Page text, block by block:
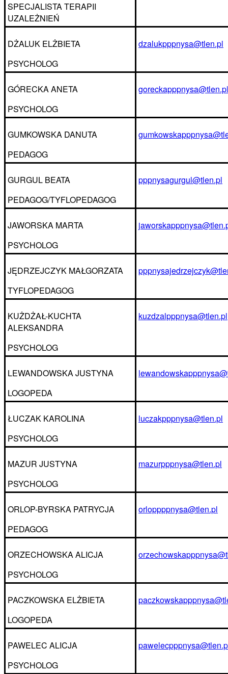
SPECJALISTA TERAPII
UZALEŻNIEŃ
DŻALUK ELŻBIETA
PSYCHOLOG
dzalukpppnysa@tlen.pl
GÓRECKA ANETA
PSYCHOLOG
goreckapppnysa@tlen.pl
GUMKOWSKA DANUTA
PEDAGOG
GURGUL BEATA
PEDAGOG/TYFLOPEDAGOG
pppnysagurgul@tlen.pl
JAWORSKA MARTA
PSYCHOLOG
JĘDRZEJCZYK MAŁGORZATA
TYFLOPEDAGOG
KUŻDŻAŁ-KUCHTA
ALEKSANDRA
PSYCHOLOG
kuzdzalpppnysa@tlen.pl
LEWANDOWSKA JUSTYNA
LOGOPEDA
ŁUCZAK KAROLINA
PSYCHOLOG
luczakpppnysa@tlen.pl
MAZUR JUSTYNA
PSYCHOLOG
mazurpppnysa@tlen.pl
ORLOP-BYRSKA PATRYCJA
PEDAGOG
orloppppnysa@tlen.pl
ORZECHOWSKA ALICJA
PSYCHOLOG
PACZKOWSKA ELŻBIETA
LOGOPEDA
PAWELEC ALICJA
PSYCHOLOG